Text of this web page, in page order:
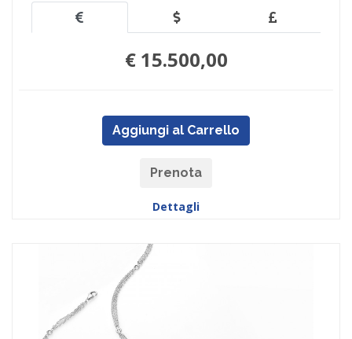
€ 15.500,00
Aggiungi al Carrello
Prenota
Dettagli